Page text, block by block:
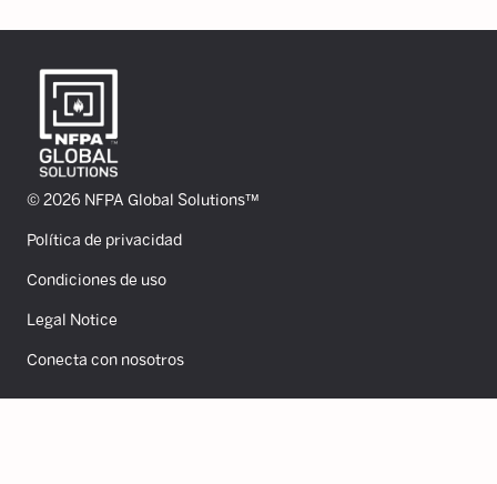
© 2026 NFPA Global Solutions™
Política de privacidad
Condiciones de uso
Legal Notice
Conecta con nosotros